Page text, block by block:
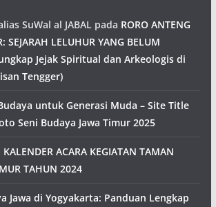
SuWal al JABALpada RORO ANTENG
SEJARAH LELUHUR YANG BELUM
Jejak Spiritual dan Arkeologis di
Tengger)
untuk Generasi Muda – Site Title
Seni Budaya Jawa Timur 2025
KALENDER ACARA KEGIATAN TAMAN
TAHUN 2024
Jawa di Yogyakarta: Panduan Lengkap